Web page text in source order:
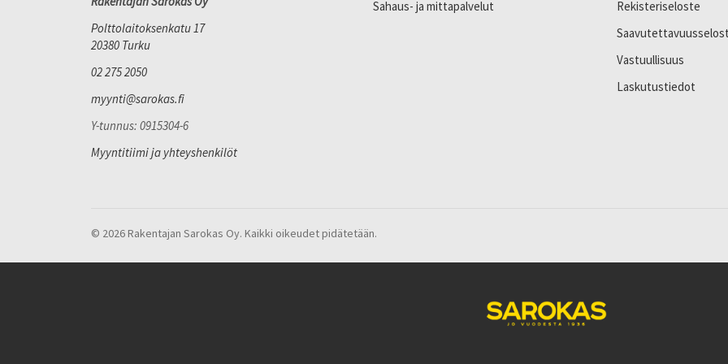
Polttolaitoksenkatu 17
20380 Turku
02 275 2050
myynti@sarokas.fi
Y-tunnus: 0915304-6
Myyntitiimi ja yhteyshenkilöt
Sahaus- ja mittapalvelut
Rekisteriseloste
Vastuullisuus
Laskutustiedot
© 2026 Rakentajan Sarokas Oy. Kaikki oikeudet pidätetään.